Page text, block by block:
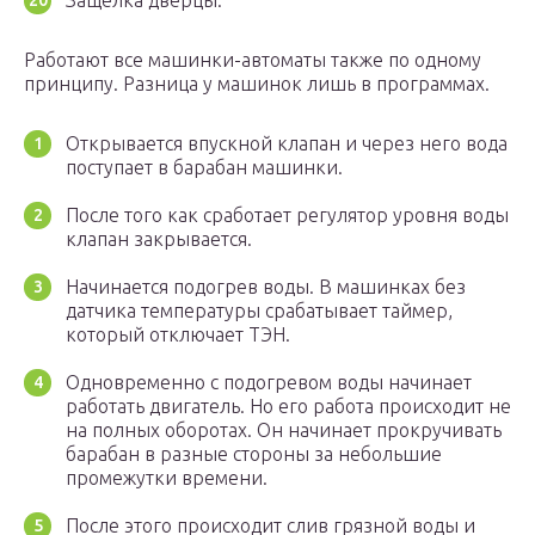
Работают все машинки-автоматы также по одному
принципу. Разница у машинок лишь в программах.
Открывается впускной клапан и через него вода
поступает в барабан машинки.
После того как сработает регулятор уровня воды
клапан закрывается.
Начинается подогрев воды. В машинках без
датчика температуры срабатывает таймер,
который отключает ТЭН.
Одновременно с подогревом воды начинает
работать двигатель. Но его работа происходит не
на полных оборотах. Он начинает прокручивать
барабан в разные стороны за небольшие
промежутки времени.
После этого происходит слив грязной воды и